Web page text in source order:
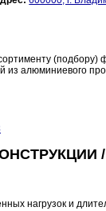
из алюминиевого
нагрузок и